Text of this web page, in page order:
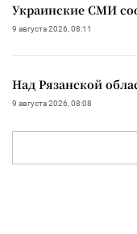
9 августа 2026, 08:11
Над Рязанской
9 августа 2026, 08:08